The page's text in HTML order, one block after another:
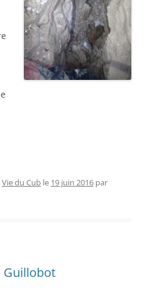
Vie du Cub le 19 juin 2016 par
Guillobot